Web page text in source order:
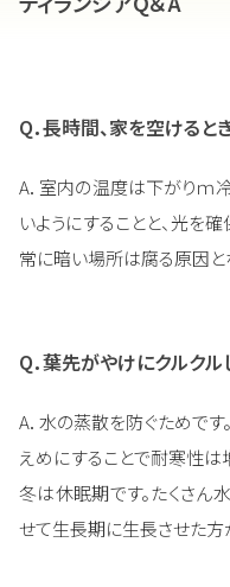
Q．長時間、家を空けると
A．室内の温度は下がりｍ
いようにすることと、光を
常に暗い場所は腐る原因と
Q．葉先がやけにクルクル
A．水の蒸散を防ぐためで
えめにすることで耐寒性は
冬は休眠期です。たくさん
せて生長期に生長させた方